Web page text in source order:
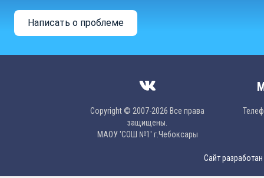
Написать о проблеме
Copyright © 2007-2026 Все права
защищены.
МAОУ 'CОШ №1' г.Чебоксары
Сайт